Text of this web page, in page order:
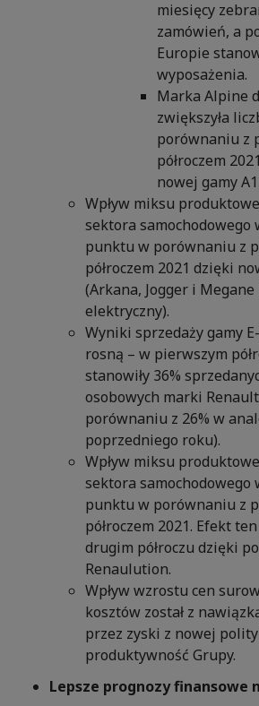
miesięcy
zamówień, a
Europie
wyposażenia.
Marka Alpine
zwiększyła
porównaniu z
półroczem
nowej gamy
Wpływ miksu
sektora samochodowego
punktu w porównaniu z
półroczem 2021 dzięki
(Arkana, Jogger i Megane
elektryczny).
Wyniki sprzedaży gamy
rosną – w pierwszym
stanowiły 36%
osobowych marki
porównaniu z 26% w
poprzedniego roku).
Wpływ miksu
sektora samochodowego
punktu w porównaniu z
półroczem 2021. Efekt
drugim półroczu dzięki
Renaulution.
Wpływ wzrostu cen
kosztów został z
przez zyski z nowej
produktywność Grupy.
Lepsze prognozy finansowe